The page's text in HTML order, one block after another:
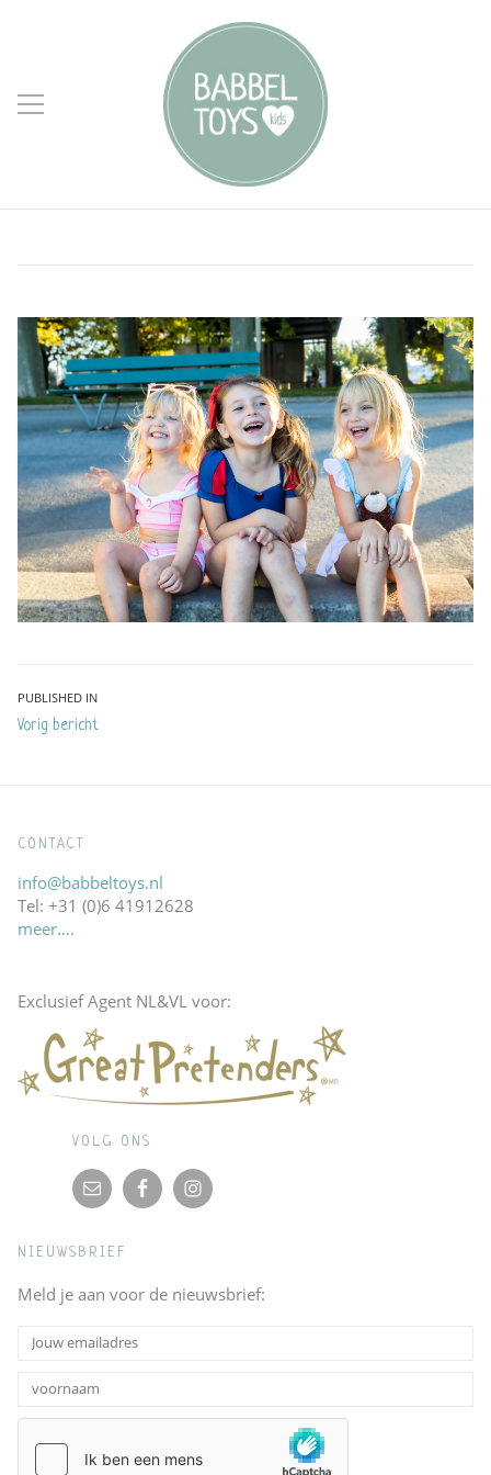
Bericht
navigatie
PUBLISHED IN
Vorig bericht
CONTACT
info@babbeltoys.nl
Tel: +31 (0)6 41912628
meer….
Exclusief Agent NL&VL voor:
VOLG ONS
NIEUWSBRIEF
Meld je aan voor de nieuwsbrief: